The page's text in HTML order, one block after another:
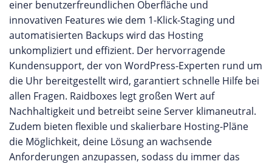
einer benutzerfreundlichen Oberfläche und
innovativen Features wie dem 1-Klick-Staging und
automatisierten Backups wird das Hosting
unkompliziert und effizient. Der hervorragende
Kundensupport, der von WordPress-Experten rund um
die Uhr bereitgestellt wird, garantiert schnelle Hilfe bei
allen Fragen. Raidboxes legt großen Wert auf
Nachhaltigkeit und betreibt seine Server klimaneutral.
Zudem bieten flexible und skalierbare Hosting-Pläne
die Möglichkeit, deine Lösung an wachsende
Anforderungen anzupassen, sodass du immer das